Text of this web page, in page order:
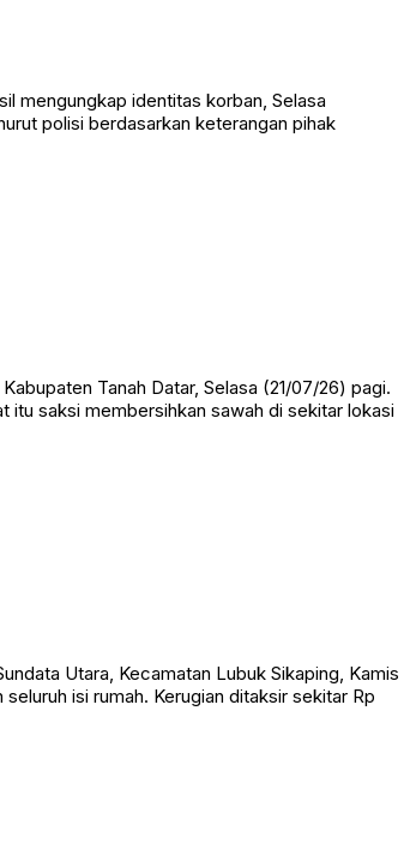
mengungkap identitas korban, Selasa
polisi berdasarkan keterangan pihak
Tanah Datar, Selasa (21/07/26) pagi.
itu saksi membersihkan sawah di sekitar lokasi
Utara, Kecamatan Lubuk Sikaping, Kamis
isi rumah. Kerugian ditaksir sekitar Rp